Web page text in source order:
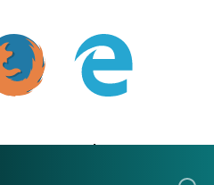
obsolète (non